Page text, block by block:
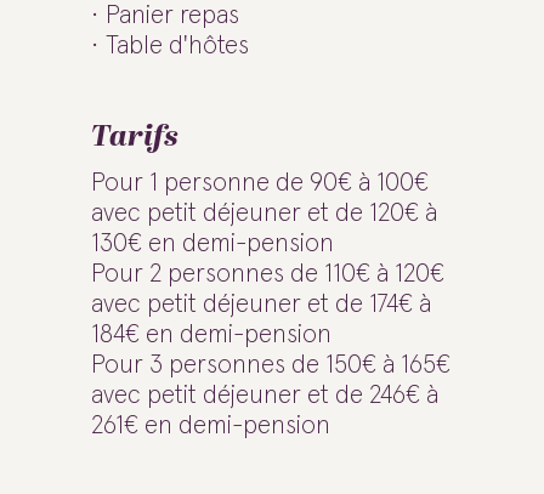
Panier repas
Table d'hôtes
Tarifs
Pour 1 personne de 90€ à 100€
avec petit déjeuner et de 120€ à
130€ en demi-pension
Pour 2 personnes de 110€ à 120€
avec petit déjeuner et de 174€ à
184€ en demi-pension
Pour 3 personnes de 150€ à 165€
avec petit déjeuner et de 246€ à
261€ en demi-pension